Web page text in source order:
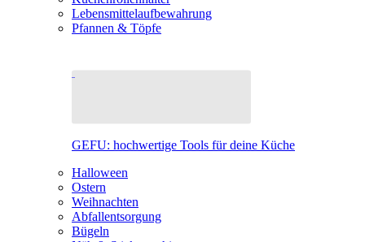
Lebensmittelaufbewahrung
Pfannen & Töpfe
GEFU: hochwertige Tools für deine Küche
Halloween
Ostern
Weihnachten
Abfallentsorgung
Bügeln